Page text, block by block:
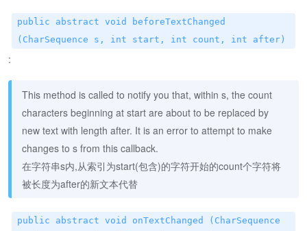
public abstract void beforeTextChanged
(CharSequence s, int start, int count, int after)
:
This method is called to notify you that, within s, the count
characters beginning at start are about to be replaced by
new text with length after. It is an error to attempt to make
changes to s from this callback.
在字符串s内,从索引为start(包含)的字符开始的count个字符将
被长度为after的新文本代替
public abstract void onTextChanged (CharSequence